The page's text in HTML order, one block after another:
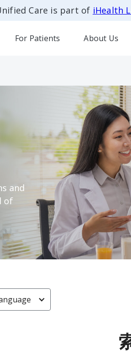
Care is part of iHealth
For Patients About Us
and
of